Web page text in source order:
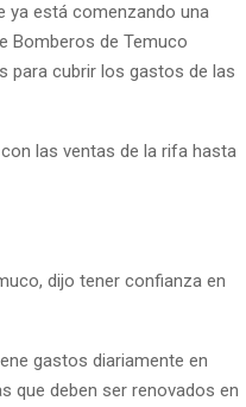
ya está comenzando una
Bomberos de Temuco
para cubrir los gastos de las
las ventas de la rifa hasta
dijo tener confianza en
gastos diariamente en
que deben ser renovados en